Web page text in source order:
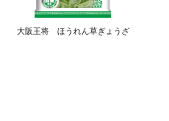
大阪王将 ほうれん草ぎょうざ